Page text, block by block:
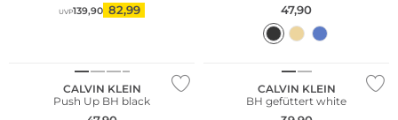
UVP139,90 82,99 47,90
CALVIN KLEIN
Push Up BH black
CALVIN KLEIN
BH gefüttert white